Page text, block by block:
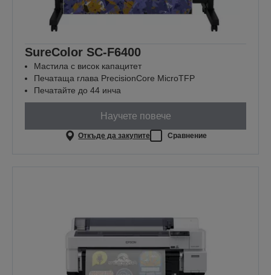
SureColor SC-F6400
Мастила с висок капацитет
Печатаща глава PrecisionCore MicroTFP
Печатайте до 44 инча
Научете повече
Откъде да закупите Сравнение